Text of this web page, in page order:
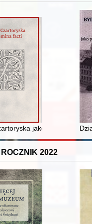
1945Najwyższymjako adresatka
ROCZNIK 2022